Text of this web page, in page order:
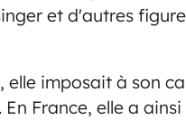
et d'autres
elle imposait à son
France, elle a